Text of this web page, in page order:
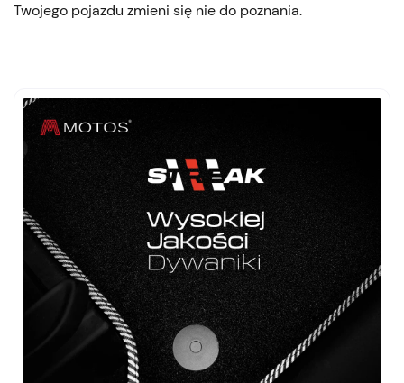
Twojego pojazdu zmieni się nie do poznania.